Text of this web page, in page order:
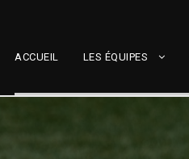
ACCUEIL LES ÉQUIPES